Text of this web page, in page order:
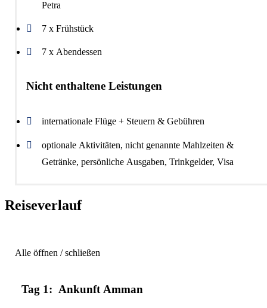
Petra
7 x Frühstück
7 x Abendessen
Nicht enthaltene Leistungen
internationale Flüge + Steuern & Gebühren
optionale Aktivitäten, nicht genannte Mahlzeiten &
Getränke, persönliche Ausgaben, Trinkgelder, Visa
Reiseverlauf
Alle öffnen / schließen
Tag 1: Ankunft Amman